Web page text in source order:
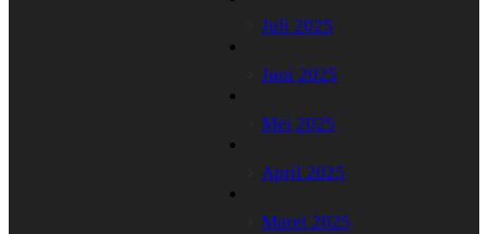
Juli 2025
Juni 2025
Mei 2025
April 2025
Maret 2025